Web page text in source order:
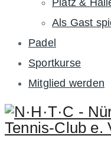
Platz &
Als Gast
Padel
Sportkurse
Mitglied werden